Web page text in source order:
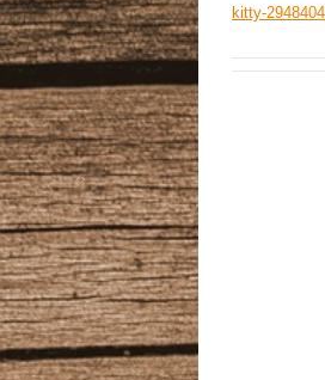
kitty-